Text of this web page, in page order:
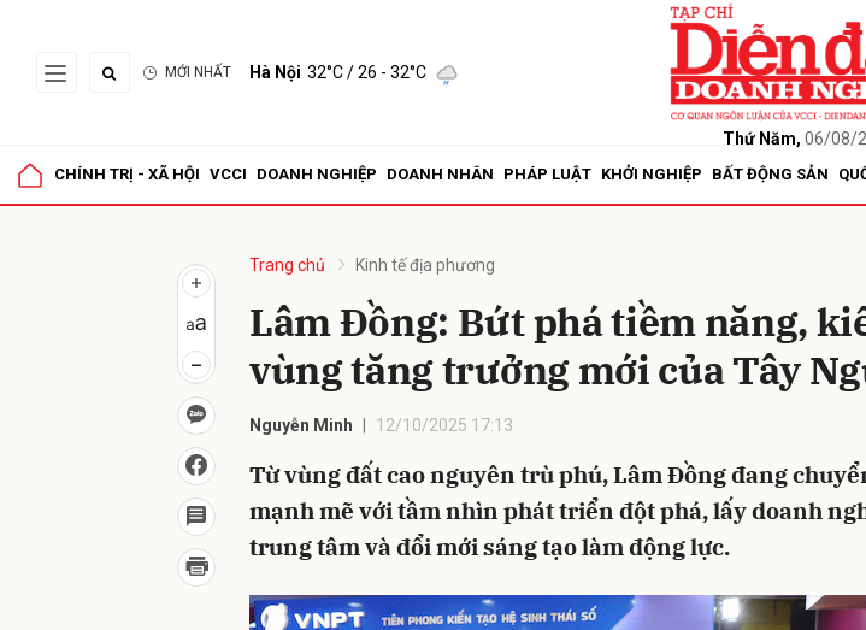
MỚI NHẤT Hà Nội 32°C/ 26 - 32°C
Thứ Năm, 06/08/
CHÍNH TRỊ - XÃ HỘI VCCI DOANH NGHIỆP DOANH NHÂN PHÁP LUẬT KHỞI NGHIỆP BẤT ĐỘNG SẢN
Trang chủ Kinh tế địa phương
Lâm Đồng: Bứt phá tiềm năng,
vùng tăng trưởng mới của Tây
Nguyễn Minh 12/10/2025 17:13
Từ vùng đất cao nguyên trù phú, Lâm Đồng đang
mạnh mẽ với tầm nhìn phát triển đột phá, lấy doanh
trung tâm và đổi mới sáng tạo làm động lực.